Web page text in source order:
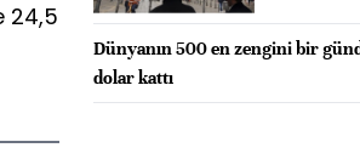
24,5
Dünyanın 500 en zengini bir
dolar kattı